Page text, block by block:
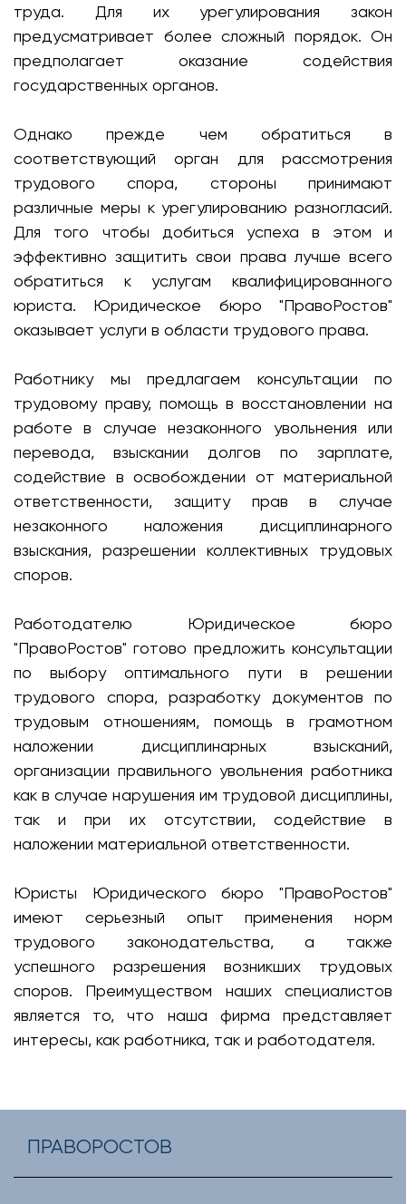
труда. Для их урегулирования закон
предусматривает более сложный порядок. Он
предполагает оказание содействия
государственных органов.
Однако прежде чем обратиться в
соответствующий орган для рассмотрения
трудового спора, стороны принимают
различные меры к урегулированию разногласий.
Для того чтобы добиться успеха в этом и
эффективно защитить свои права лучше всего
обратиться к услугам квалифицированного
юриста. Юридическое бюро "ПравоРостов"
оказывает услуги в области трудового права.
Работнику мы предлагаем консультации по
трудовому праву, помощь в восстановлении на
работе в случае незаконного увольнения или
перевода, взыскании долгов по зарплате,
содействие в освобождении от материальной
ответственности, защиту прав в случае
незаконного наложения дисциплинарного
взыскания, разрешении коллективных трудовых
споров.
Работодателю Юридическое бюро
"ПравоРостов" готово предложить консультации
по выбору оптимального пути в решении
трудового спора, разработку документов по
трудовым отношениям, помощь в грамотном
наложении дисциплинарных взысканий,
организации правильного увольнения работника
как в случае нарушения им трудовой дисциплины,
так и при их отсутствии, содействие в
наложении материальной ответственности.
Юристы Юридического бюро "ПравоРостов"
имеют серьезный опыт применения норм
трудового законодательства, а также
успешного разрешения возникших трудовых
споров. Преимуществом наших специалистов
является то, что наша фирма представляет
интересы, как работника, так и работодателя.
ПРАВОРОСТОВ